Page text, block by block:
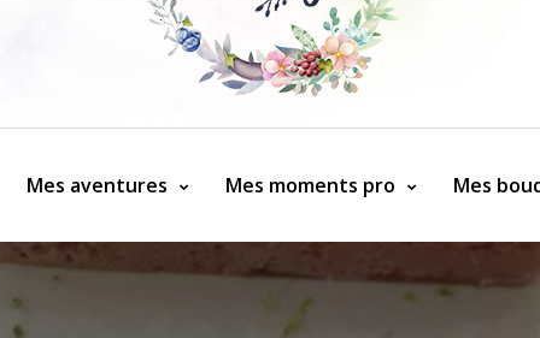
Mes aventures Mes moments pro Mes